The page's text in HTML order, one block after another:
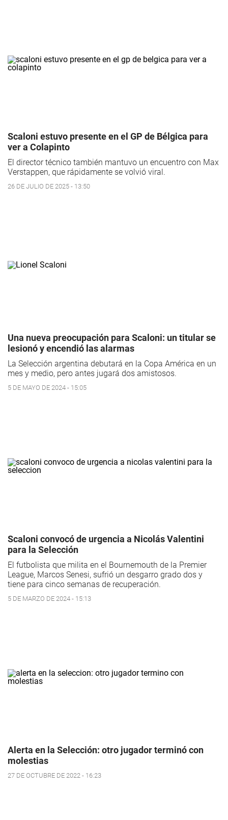
Scaloni estuvo presente en el GP de Bélgica para
ver a Colapinto
El director técnico también mantuvo un encuentro con Max
Verstappen, que rápidamente se volvió viral.
26 DE JULIO DE 2025 - 13:50
Una nueva preocupación para Scaloni: un titular se
lesionó y encendió las alarmas
La Selección argentina debutará en la Copa América en un
mes y medio, pero antes jugará dos amistosos.
5 DE MAYO DE 2024 - 15:05
Scaloni convocó de urgencia a Nicolás Valentini
para la Selección
El futbolista que milita en el Bournemouth de la Premier
League, Marcos Senesi, sufrió un desgarro grado dos y
tiene para cinco semanas de recuperación.
5 DE MARZO DE 2024 - 15:13
Alerta en la Selección: otro jugador terminó con
molestias
27 DE OCTUBRE DE 2022 - 16:23